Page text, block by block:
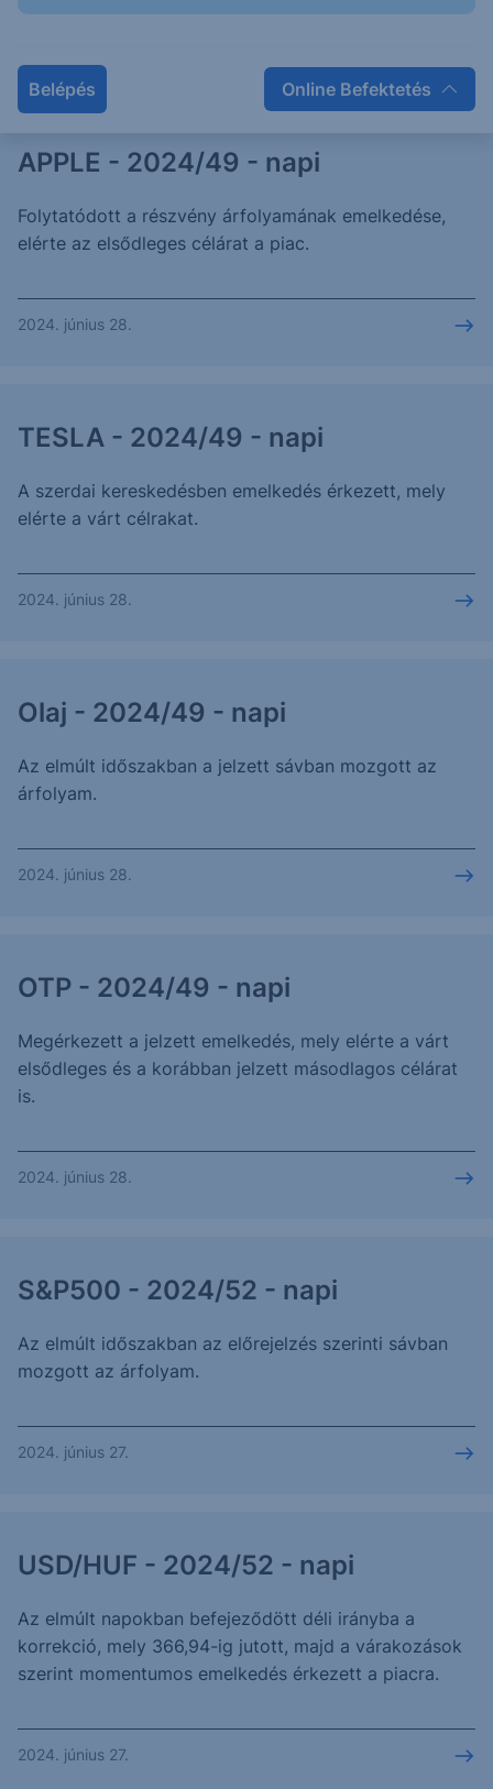
Belépés Online Befektetés
APPLE - 2024/49 - napi
Folytatódott a részvény árfolyamának emelkedése,
elérte az elsődleges célárat a piac.
2024. június 28.
TESLA - 2024/49 - napi
A szerdai kereskedésben emelkedés érkezett, mely
elérte a várt célrakat.
2024. június 28.
Olaj - 2024/49 - napi
Az elmúlt időszakban a jelzett sávban mozgott az
árfolyam.
2024. június 28.
OTP - 2024/49 - napi
Megérkezett a jelzett emelkedés, mely elérte a várt
elsődleges és a korábban jelzett másodlagos célárat
is.
2024. június 28.
S&P500 - 2024/52 - napi
Az elmúlt időszakban az előrejelzés szerinti sávban
mozgott az árfolyam.
2024. június 27.
USD/HUF - 2024/52 - napi
Az elmúlt napokban befejeződött déli irányba a
korrekció, mely 366,94-ig jutott, majd a várakozások
szerint momentumos emelkedés érkezett a piacra.
2024. június 27.